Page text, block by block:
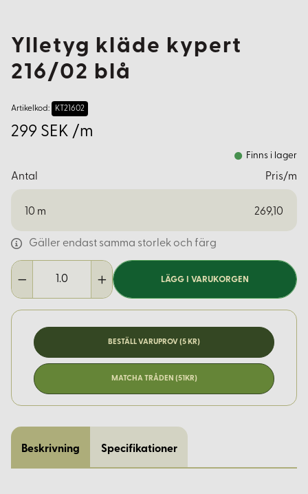
Ylletyg kläde kypert
216/02 blå
Artikelkod: KT21602
299 SEK /m
Finns i lager
Antal Pris/m
10 m 269,10
Gäller endast samma storlek och färg
LÄGG I VARUKORGEN
BESTÄLL VARUPROV (5 KR)
MATCHA TRÅDEN (51KR)
Beskrivning Specifikationer